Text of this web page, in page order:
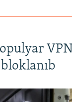
VPN